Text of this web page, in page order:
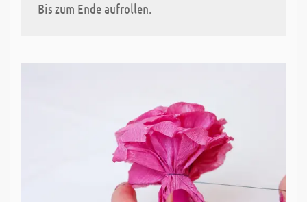
Bis zum Ende aufrollen.